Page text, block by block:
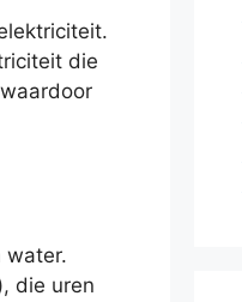
die
water.
die uren